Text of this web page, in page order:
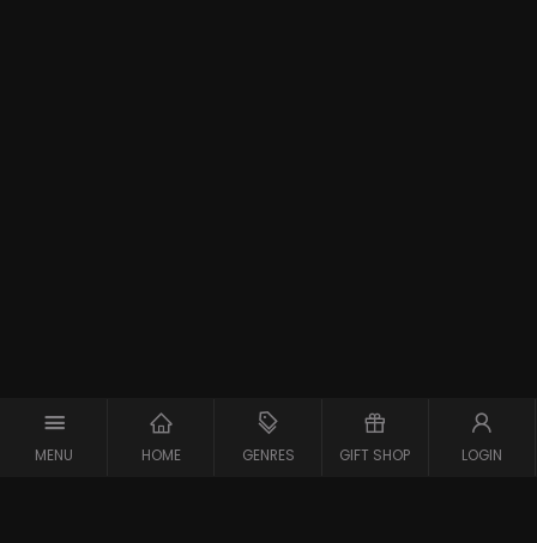
MENU HOME GENRES GIFT SHOP LOGIN